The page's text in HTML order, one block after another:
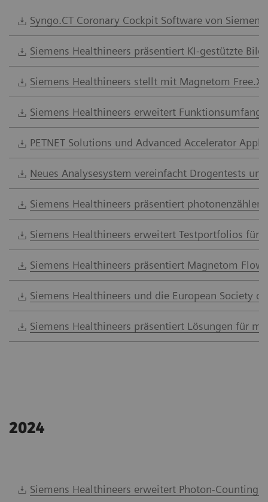
Syngo.CT Coronary Cockpit Software von
Siemens Healthineers präsentiert KI-gestützte
Siemens Healthineers stellt mit Magnetom
Siemens Healthineers erweitert
PETNET Solutions und Advanced Accelerator
Neues Analysesystem vereinfacht Drogentests
Siemens Healthineers präsentiert
Siemens Healthineers erweitert Testportfolios für
Siemens Healthineers präsentiert Magnetom
Siemens Healthineers und die European Society
Siemens Healthineers präsentiert Lösungen für
2024
Siemens Healthineers erweitert Photon-Counting